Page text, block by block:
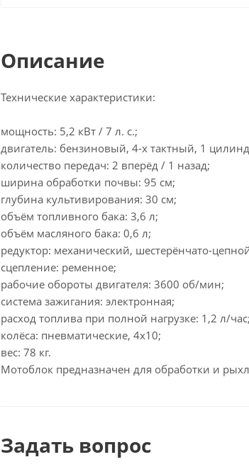
Описание
Технические характеристики:
мощность: 5,2 кВт / 7 л. с.;
двигатель: бензиновый, 4-х тактный, 1
количество передач: 2 вперёд / 1 назад;
ширина обработки почвы: 95 см;
глубина культивирования: 30 см;
объём топливного бака: 3,6 л;
объём масляного бака: 0,6 л;
редуктор: механический, шестерёнчато-
сцепление: ременное;
рабочие обороты двигателя: 3600 об/мин;
система зажигания: электронная;
расход топлива при полной нагрузке: 1,2 л/час;
колёса: пневматические, 4х10;
вес: 78 кг.
Мотоблок предназначен для обработки и
Задать вопрос